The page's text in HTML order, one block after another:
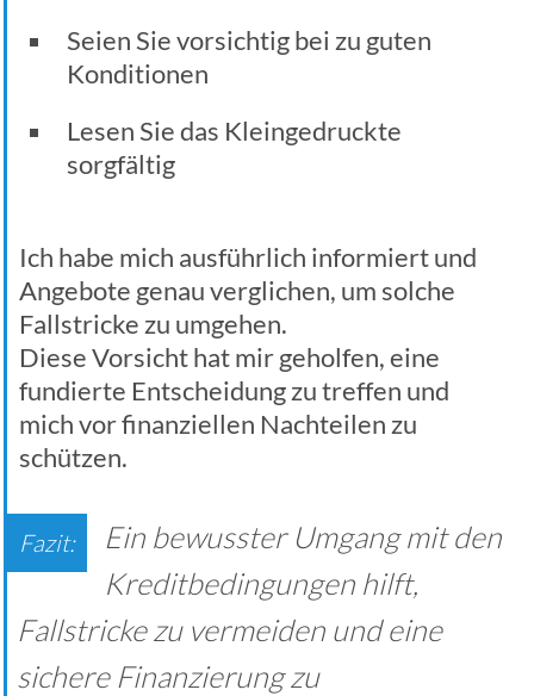
Seien Sie vorsichtig bei zu guten
Konditionen
Lesen Sie das Kleingedruckte
sorgfältig
Ich habe mich ausführlich informiert und
Angebote genau verglichen, um solche
Fallstricke zu umgehen.
Diese Vorsicht hat mir geholfen, eine
fundierte Entscheidung zu treffen und
mich vor finanziellen Nachteilen zu
schützen.
Ein bewusster Umgang mit den
Kreditbedingungen hilft,
Fallstricke zu vermeiden und eine
sichere Finanzierung zu